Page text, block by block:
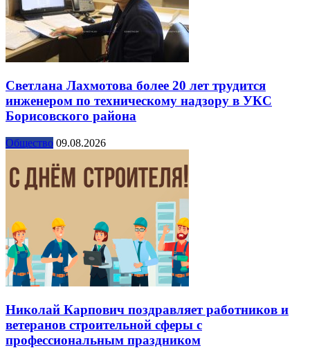
Светлана Лахмотова более 20 лет трудится
инженером по техническому надзору в УКС
Борисовского района
Общество 09.08.2026
Николай Карпович поздравляет работников и
ветеранов строительной сферы с
профессиональным праздником